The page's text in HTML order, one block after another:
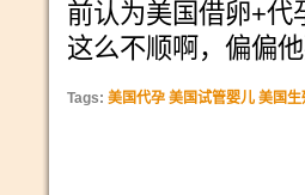
前认为美国借卵+代
这么不顺啊，偏偏
Tags: 美国代孕 美国试管婴儿 美国生